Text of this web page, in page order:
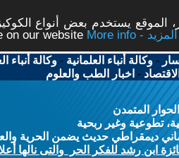
الموقع يستخدم بعض أنواع
on our website
More info - المزيد
-وكالة أنباء العلمانية -وكالة أنباء
الاقتصاد - اخبار الطب والعلوم
المتمدن
تطوعية وغير ربحية
ديمقراطي حديث يضمن الحرية
ابن رشد للفكر الحر والتى نالها